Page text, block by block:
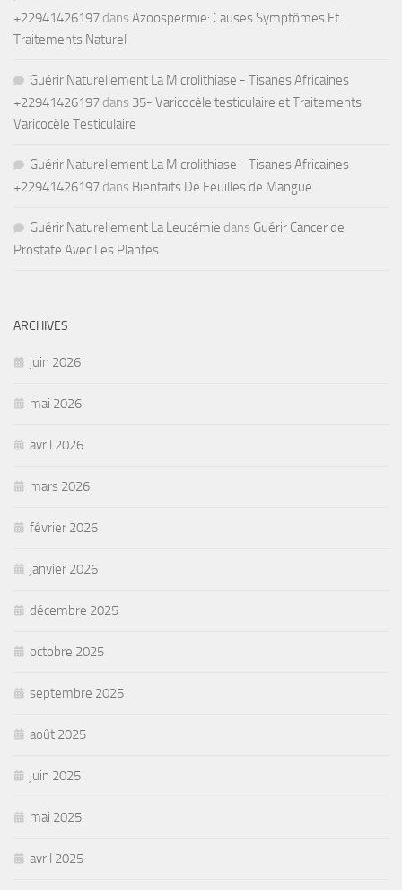
+22941426197 dans Azoospermie: Causes Symptômes Et
Traitements Naturel
Guérir Naturellement La Microlithiase - Tisanes Africaines
+22941426197 dans 35- Varicocèle testiculaire et Traitements
Varicocèle Testiculaire
Guérir Naturellement La Microlithiase - Tisanes Africaines
+22941426197 dans Bienfaits De Feuilles de Mangue
Guérir Naturellement La Leucémie dans Guérir Cancer de
Prostate Avec Les Plantes
ARCHIVES
juin 2026
mai 2026
avril 2026
mars 2026
février 2026
janvier 2026
décembre 2025
octobre 2025
septembre 2025
août 2025
juin 2025
mai 2025
avril 2025